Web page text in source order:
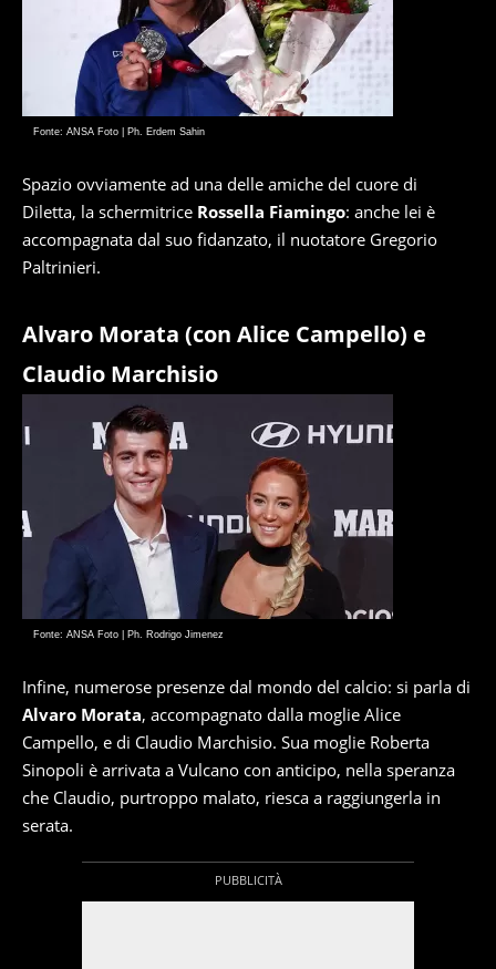
Fonte: ANSA Foto | Ph. Erdem Sahin
Spazio ovviamente ad una delle amiche del cuore di
Diletta, la schermitrice Rossella Fiamingo: anche lei è
accompagnata dal suo fidanzato, il nuotatore Gregorio
Paltrinieri.
Alvaro Morata (con Alice Campello) e
Claudio Marchisio
Fonte: ANSA Foto | Ph. Rodrigo Jimenez
Infine, numerose presenze dal mondo del calcio: si parla di
Alvaro Morata, accompagnato dalla moglie Alice
Campello, e di Claudio Marchisio. Sua moglie Roberta
Sinopoli è arrivata a Vulcano con anticipo, nella speranza
che Claudio, purtroppo malato, riesca a raggiungerla in
serata.